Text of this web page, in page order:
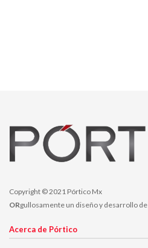
Copyright © 2021 Pórtico Mx
ORgullosamente un diseño y desarrollo de
Acerca de Pórtico